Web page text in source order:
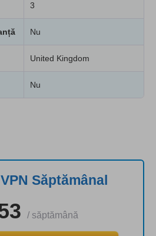
3
Nu
United Kingdom
Nu
Săptămânal
/ săptămână